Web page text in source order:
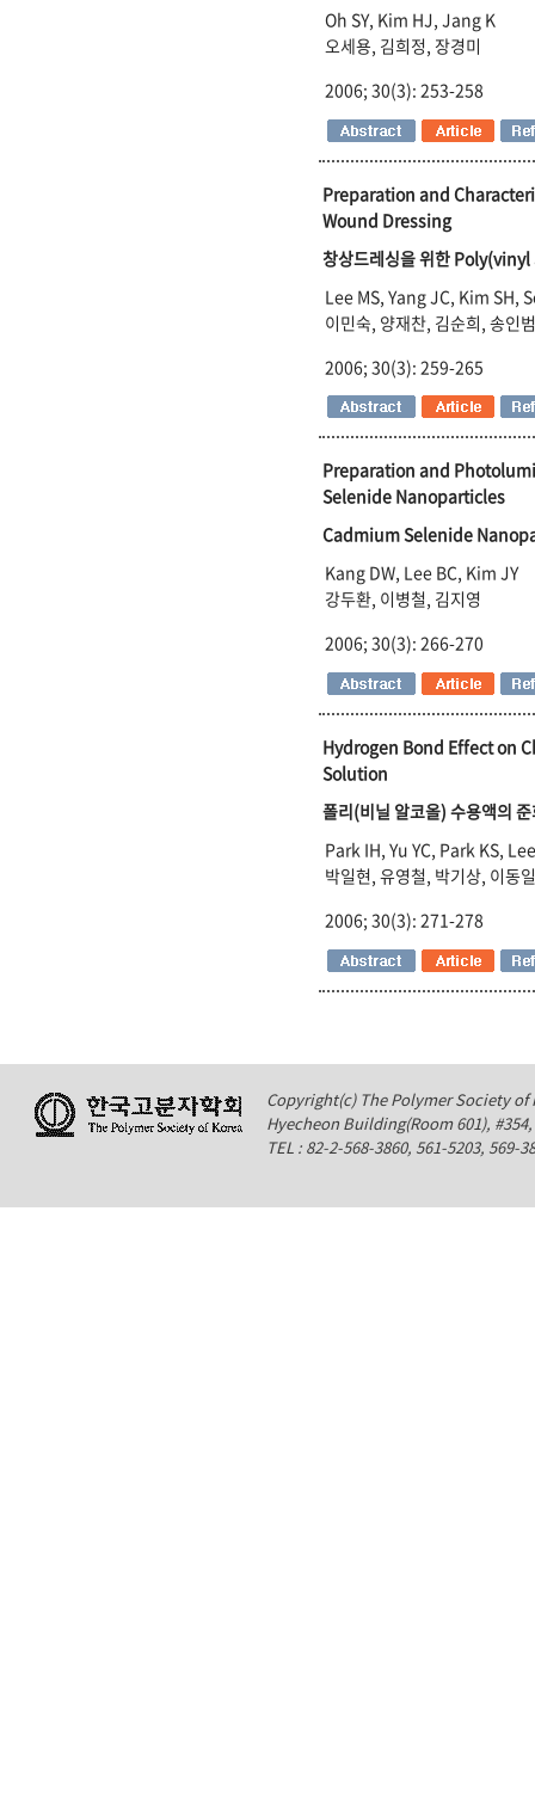
Oh SY, Kim HJ, Jang K
오세용, 김희정, 장경미
2006; 30(3): 253-258
Preparation and
Wound Dressing
창상드레싱을 위한
Lee MS, Yang JC, Kim SH,
이민숙, 양재찬, 김순희, 송인
2006; 30(3): 259-265
Preparation and
Selenide Nanoparticles
Cadmium Selenide
Kang DW, Lee BC, Kim JY
강두환, 이병철, 김지영
2006; 30(3): 266-270
Hydrogen Bond Effect on
Solution
폴리(비닐 알코올) 수용액의
Park IH, Yu YC, Park KS,
박일현, 유영철, 박기상, 이동
2006; 30(3): 271-278
Copyright(c) The Polymer Society of
Hyecheon Building(Room 601),
TEL : 82-2-568-3860, 561-5203,